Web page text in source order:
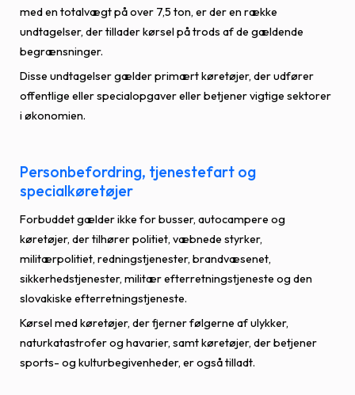
med en totalvægt på over 7,5 ton, er der en række
undtagelser, der tillader kørsel på trods af de gældende
begrænsninger.
Disse undtagelser gælder primært køretøjer, der udfører
offentlige eller specialopgaver eller betjener vigtige sektorer
i økonomien.
Personbefordring, tjenestefart og
specialkøretøjer
Forbuddet gælder ikke for busser, autocampere og
køretøjer, der tilhører politiet, væbnede styrker,
militærpolitiet, redningstjenester, brandvæsenet,
sikkerhedstjenester, militær efterretningstjeneste og den
slovakiske efterretningstjeneste.
Kørsel med køretøjer, der fjerner følgerne af ulykker,
naturkatastrofer og havarier, samt køretøjer, der betjener
sports- og kulturbegivenheder, er også tilladt.